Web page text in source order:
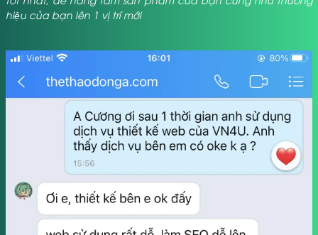
hiệu của bạn lên 1 vị trí mới